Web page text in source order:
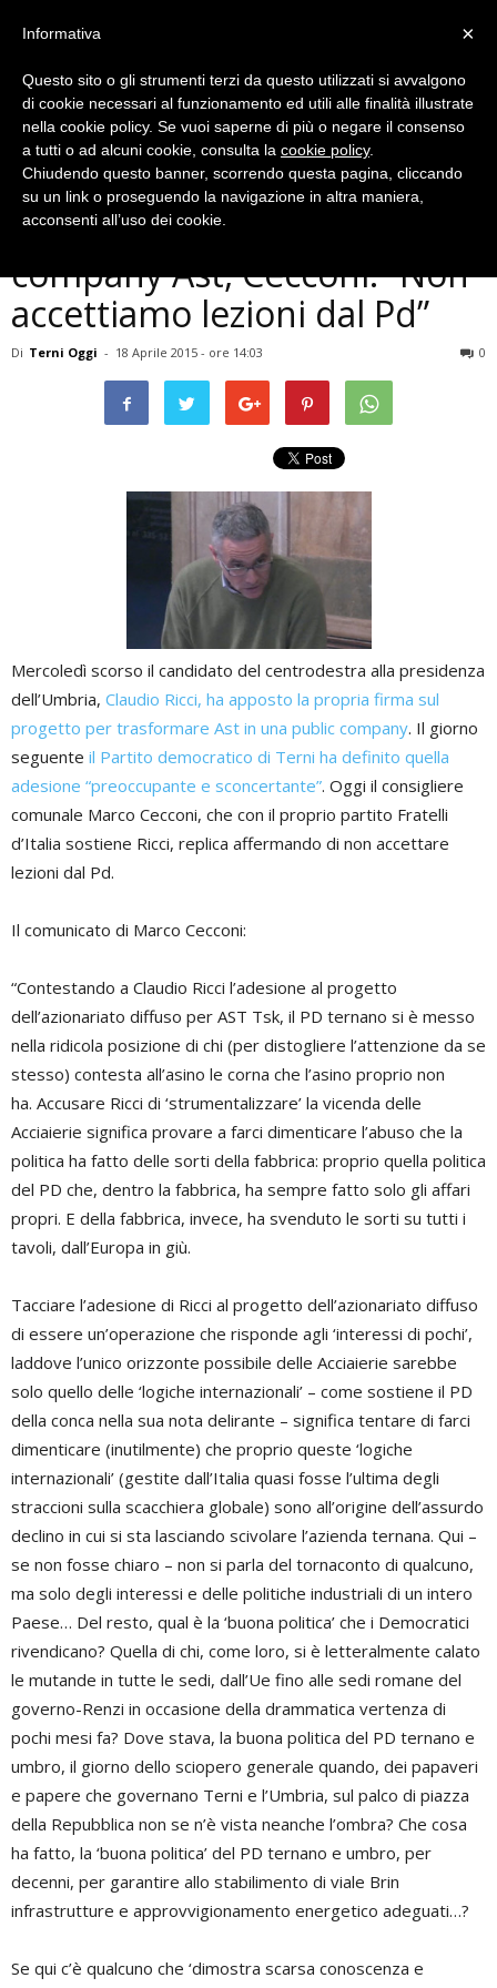
Politica
Regionali Umbria, public
company Ast, Cecconi: ”Non
accettiamo lezioni dal Pd”
Di Terni Oggi - 18 Aprile 2015 - ore 14:03 0
Mercoledì scorso il candidato del centrodestra alla presidenza
dell’Umbria, Claudio Ricci, ha apposto la propria firma sul
progetto per trasformare Ast in una public company. Il giorno
seguente il Partito democratico di Terni ha definito quella
adesione “preoccupante e sconcertante”. Oggi il consigliere
comunale Marco Cecconi, che con il proprio partito Fratelli
d’Italia sostiene Ricci, replica affermando di non accettare
lezioni dal Pd.
Il comunicato di Marco Cecconi:
“Contestando a Claudio Ricci l’adesione al progetto
dell’azionariato diffuso per AST Tsk, il PD ternano si è messo
nella ridicola posizione di chi (per distogliere l’attenzione da se
stesso) contesta all’asino le corna che l’asino proprio non
ha. Accusare Ricci di ‘strumentalizzare’ la vicenda delle
Acciaierie significa provare a farci dimenticare l’abuso che la
politica ha fatto delle sorti della fabbrica: proprio quella politica
del PD che, dentro la fabbrica, ha sempre fatto solo gli affari
propri. E della fabbrica, invece, ha svenduto le sorti su tutti i
tavoli, dall’Europa in giù.
Tacciare l’adesione di Ricci al progetto dell’azionariato diffuso
di essere un’operazione che risponde agli ‘interessi di pochi’,
laddove l’unico orizzonte possibile delle Acciaierie sarebbe
solo quello delle ‘logiche internazionali’ – come sostiene il PD
della conca nella sua nota delirante – significa tentare di farci
dimenticare (inutilmente) che proprio queste ‘logiche
internazionali’ (gestite dall’Italia quasi fosse l’ultima degli
straccioni sulla scacchiera globale) sono all’origine dell’assurdo
declino in cui si sta lasciando scivolare l’azienda ternana. Qui –
se non fosse chiaro – non si parla del tornaconto di qualcuno,
ma solo degli interessi e delle politiche industriali di un intero
Paese… Del resto, qual è la ‘buona politica’ che i Democratici
rivendicano? Quella di chi, come loro, si è letteralmente calato
le mutande in tutte le sedi, dall’Ue fino alle sedi romane del
governo-Renzi in occasione della drammatica vertenza di
pochi mesi fa? Dove stava, la buona politica del PD ternano e
umbro, il giorno dello sciopero generale quando, dei papaveri
e papere che governano Terni e l’Umbria, sul palco di piazza
della Repubblica non se n’è vista neanche l’ombra? Che cosa
ha fatto, la ‘buona politica’ del PD ternano e umbro, per
decenni, per garantire allo stabilimento di viale Brin
infrastrutture e approvvigionamento energetico adeguati…?
Se qui c’è qualcuno che ‘dimostra scarsa conoscenza e
×
Informativa
Questo sito o gli strumenti terzi da questo utilizzati si avvalgono
di cookie necessari al funzionamento ed utili alle finalità illustrate
nella cookie policy. Se vuoi saperne di più o negare il consenso
a tutti o ad alcuni cookie, consulta la cookie policy.
Chiudendo questo banner, scorrendo questa pagina, cliccando
su un link o proseguendo la navigazione in altra maniera,
acconsenti all’uso dei cookie.